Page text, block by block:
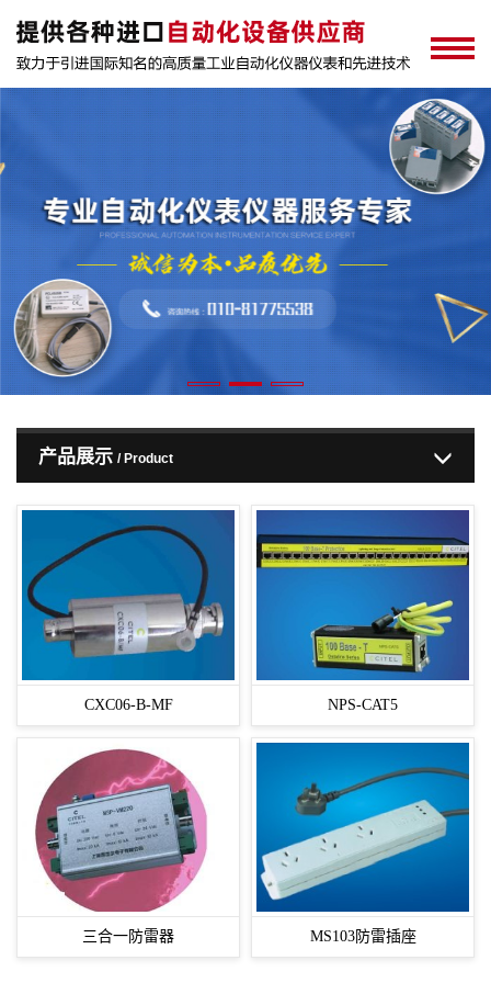
产品展示 / Product
CXC06-B-MF NPS-CAT5
三合一防雷器 MS103防雷插座